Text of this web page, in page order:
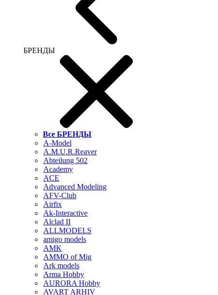
БРЕНДЫ
Все БРЕНДЫ
A-Model
A.M.U.R.Reaver
Abteilung 502
Academy
ACE
Advanced Modeling
AFV-Club
Airfix
Ak-Interactive
Alclad II
ALLMODELS
amigo models
AMK
AMMO of Mig
Ark models
Arma Hobby
AURORA Hobby
AVART ARHIV